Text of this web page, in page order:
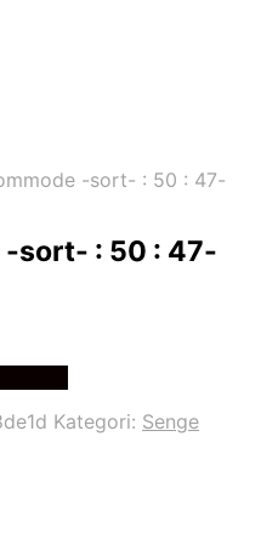
-sort- : 50 : 47-
-sort- : 50 : 47-
Kategori: Senge